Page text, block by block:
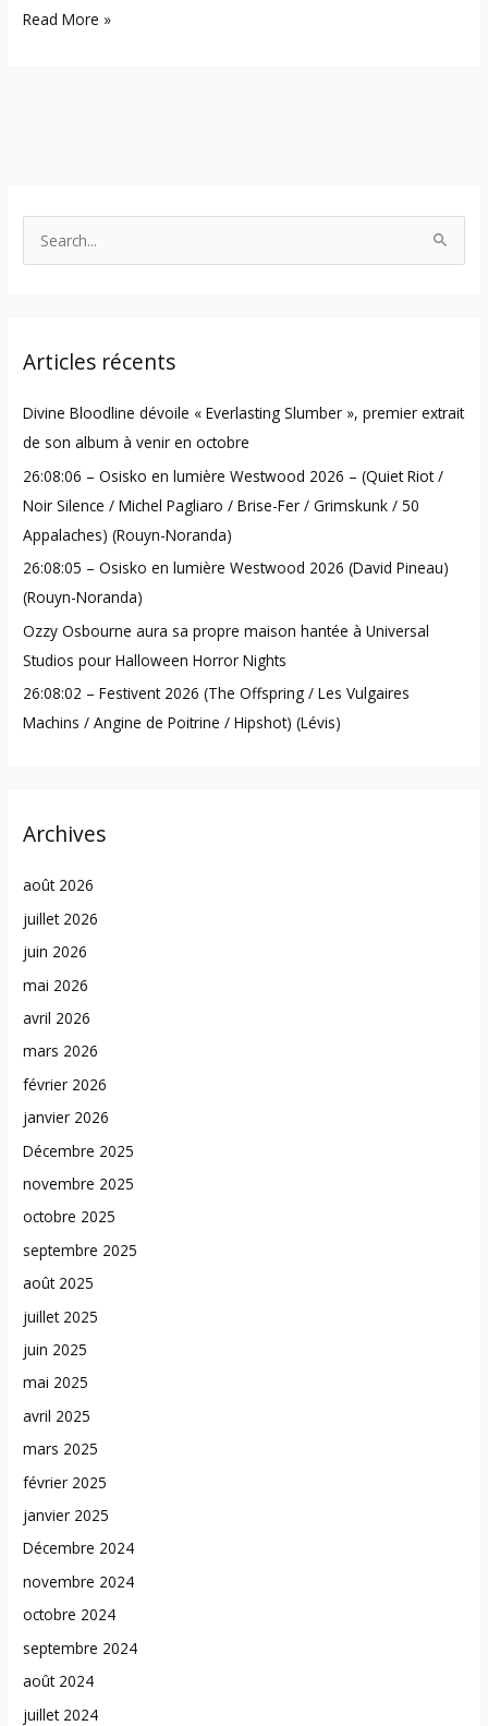
Read More »
c
f
o
r
:
Articles récents
Divine Bloodline dévoile « Everlasting Slumber », premier extrait
de son album à venir en octobre
26:08:06 – Osisko en lumière Westwood 2026 – (Quiet Riot /
Noir Silence / Michel Pagliaro / Brise-Fer / Grimskunk / 50
Appalaches) (Rouyn-Noranda)
26:08:05 – Osisko en lumière Westwood 2026 (David Pineau)
(Rouyn-Noranda)
Ozzy Osbourne aura sa propre maison hantée à Universal
Studios pour Halloween Horror Nights
26:08:02 – Festivent 2026 (The Offspring / Les Vulgaires
Machins / Angine de Poitrine / Hipshot) (Lévis)
Archives
août 2026
juillet 2026
juin 2026
mai 2026
avril 2026
mars 2026
février 2026
janvier 2026
Décembre 2025
novembre 2025
octobre 2025
septembre 2025
août 2025
juillet 2025
juin 2025
mai 2025
avril 2025
mars 2025
février 2025
janvier 2025
Décembre 2024
novembre 2024
octobre 2024
septembre 2024
août 2024
juillet 2024